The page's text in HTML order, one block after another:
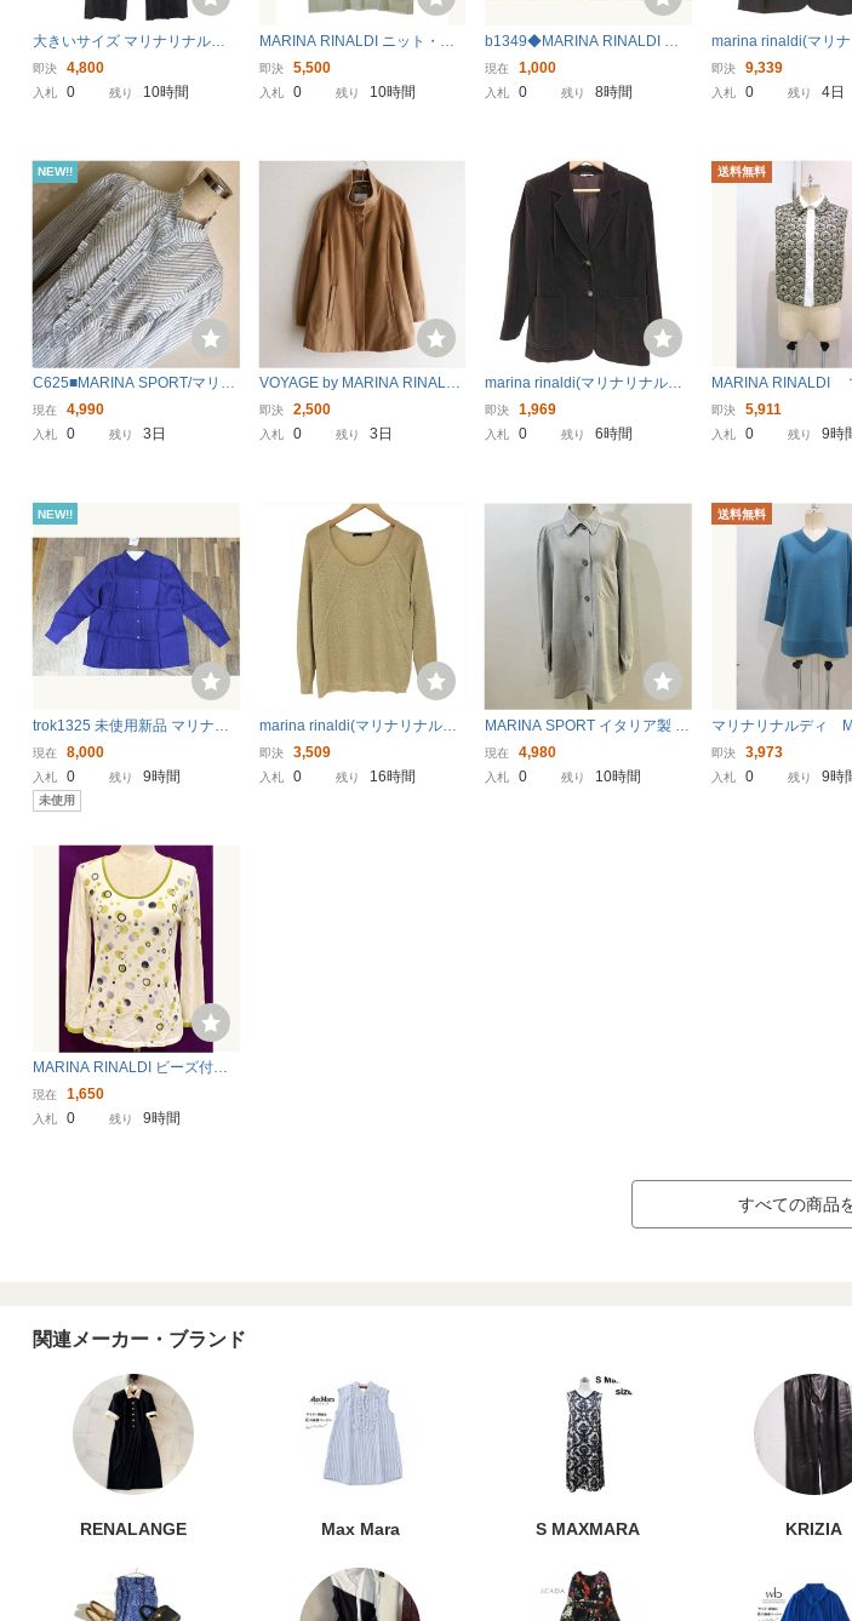
大きいサイズ マリナリナルデ
ィ MARINA RINALDI スラック
ス 23号 トラウザー パンツ ボト
即決 4,800
入札 0 残り 10時間
MARINA RINALDI ニット・セ
ーター レディース マリナリナ
ルディ 中古 古着
即決 5,500
入札 0 残り 10時間
b1349◆MARINA RINALDI ロ
ングカーディガン イタリア製
◆マリナリナルディ sizeL レデ
現在 1,000
入札 0 残り 8時間
marina rinaldi(マリナ
ィ) イタリア製 glacca
ディース EU 中古 古
即決 9,339
入札 0 残り 4日
NEW!!
C625■MARINA SPORT/マリナ
リナルディ★白*ラメ入ストラ
イプ&フリル★ゆったりデザイ
現在 4,990
入札 0 残り 3日
VOYAGE by MARINA RINALDI
イタリア製 ウール ジャケッ
ト サイズ13
即決 2,500
入札 0 残り 3日
marina rinaldi(マリナリナルデ
ィ) イタリア製 細畝コーデュロ
イ 2B テーラードジャケッ 中古
即決 1,969
入札 0 残り 6時間
送料無料
MARINA RINALDI
ナルディ ノースリー
ス ジャケットインナ
即決 5,911
入札 0 残り 9時
NEW!!
trok1325 未使用新品 マリナリ
ナルディ MARINA RINALDI シ
ャツ 麻100% サイズ23 ブルー
系 長袖 レディース トップス タ
グ付き 大きいサイズ
現在 8,000
入札 0 残り 9時間
未使用
marina rinaldi(マリナリナルデ
ィ) MARINA SPORT ラグラン
長袖 ラメニット レ 中古 古着 0
即決 3,509
入札 0 残り 16時間
MARINA SPORT イタリア製 極
上 ラミー混 シャツジャケット
オーバーサイズ マリナスポー
現在 4,980
入札 0 残り 10時間
送料無料
マリナリナルディ
NALDI ニットセー
料無料 ブルー S
即決 3,973
入札 0 残り 9時
MARINA RINALDI ビーズ付き
ニット 古着
現在 1,650
入札 0 残り 9時間
すべての商品
関連メーカー・ブランド
RENALANGE Max Mara S MAXMARA KRIZIA